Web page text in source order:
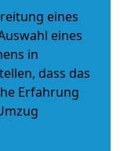
eines
eines
in
dass das
Erfahrung